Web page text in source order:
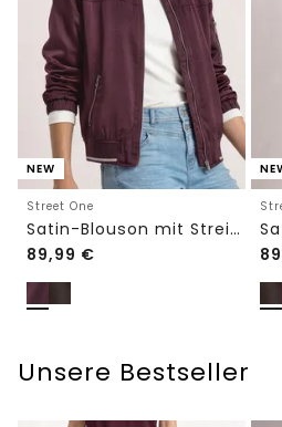
NEW
Street One
Satin-Blouson mit Streifendetails
89,99 €
Unsere Bestseller